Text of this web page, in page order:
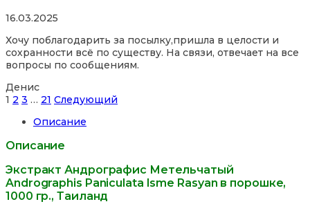
Rated
out
of
5
16.03.2025
Хочу поблагодарить за посылку,пришла в целости и
сохранности всё по существу. На связи, отвечает на все
вопросы по сообщениям.
Денис
Site
Reviews
Страница
1 Страница
2 Страница
3 … Страница
21 Следующий
Описание
Описание
Экстракт Андрографис Метельчатый
Andrographis Paniculata Isme Rasyan в порошке,
1000 гр., Таиланд